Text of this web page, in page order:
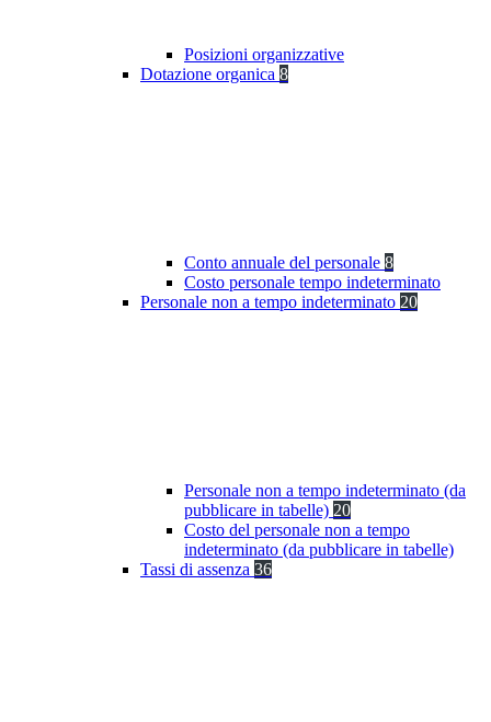
Posizioni organizzative
Dotazione organica 8
Conto annuale del personale 8
Costo personale tempo indeterminato
Personale non a tempo indeterminato 20
Personale non a tempo indeterminato (da
pubblicare in tabelle) 20
Costo del personale non a tempo
indeterminato (da pubblicare in tabelle)
Tassi di assenza 36